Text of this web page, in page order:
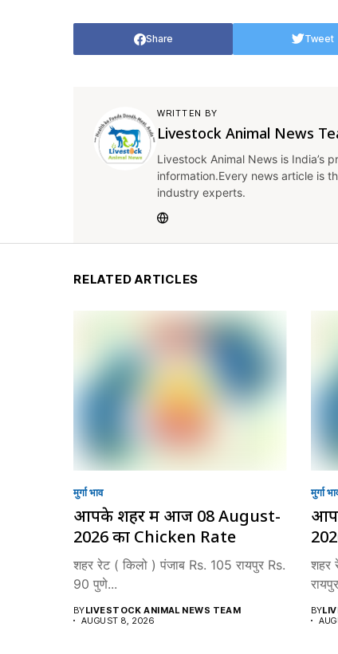
Share Tweet
WRITTEN BY
Livestock Animal News
Livestock Animal News is India’s
information.Every news article is
industry experts.
RELATED ARTICLES
मुर्गा भाव
आपके शहर में आज 08 August-
2026 का Chicken Rate
शहर रेट ( किलो ) पंजाब Rs. 105 रायपुर Rs.
90 पुणे...
BYLIVESTOCK ANIMAL NEWS TEAM
AUGUST 8, 2026
मुर्गा
शहर
BY